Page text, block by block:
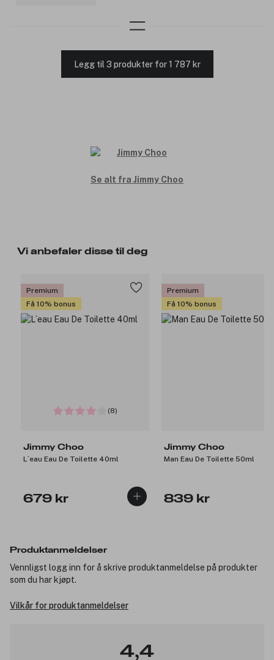
Legg til 3 produkter for 1 787 kr
Se alt fra Jimmy Choo
Vi anbefaler disse til deg
Premium
Få 10% bonus
(8)
Jimmy Choo
L`eau Eau De Toilette 40ml
679 kr
Premium
Få 10% bonus
Jimmy Choo
Man Eau De Toilette 50ml
839 kr
Produktanmeldelser
Vennligst logg inn for å skrive produktanmeldelse på produkter
som du har kjøpt.
Vilkår for produktanmeldelser
4,4